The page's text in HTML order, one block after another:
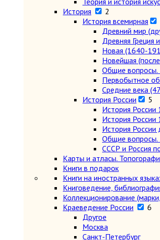
История
2
История всемирная
Древний мир
Древняя Греция
Новая (1640-
Новейшая
Общие вопросы.
Первобытное
Средние века
История России
5
История России
История России
История России
Общие вопросы.
СССР и Россия
Карты и атласы.
Книги в подарок
Книги на иностранных
Книговедение,
Коллекционирование
Краеведение России
6
Другое
Москва
Санкт-Петербург